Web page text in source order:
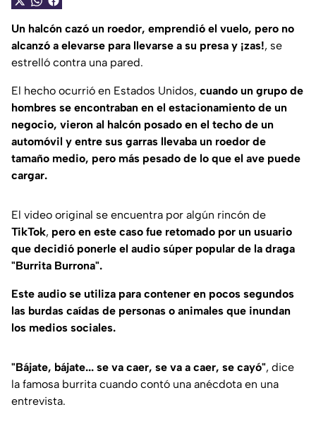
Un halcón cazó un roedor, emprendió el vuelo, pero no
alcanzó a elevarse para llevarse a su presa y ¡zas!, se
estrelló contra una pared.
El hecho ocurrió en Estados Unidos, cuando un grupo de
hombres se encontraban en el estacionamiento de un
negocio, vieron al halcón posado en el techo de un
automóvil y entre sus garras llevaba un roedor de
tamaño medio, pero más pesado de lo que el ave puede
cargar.
El video original se encuentra por algún rincón de
TikTok, pero en este caso fue retomado por un usuario
que decidió ponerle el audio súper popular de la draga
"Burrita Burrona".
Este audio se utiliza para contener en pocos segundos
las burdas caídas de personas o animales que inundan
los medios sociales.
"Bájate, bájate... se va caer, se va a caer, se cayó", dice
la famosa burrita cuando contó una anécdota en una
entrevista.